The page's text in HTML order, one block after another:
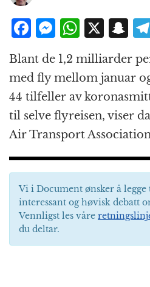
F
c
e
b
o
o
k
M
e
ss
e
n
g
e
r
W
h
at
s
A
p
p
X S
a
p
c
h
at
Blant de 1,2 milliarder
med fly mellom januar
44 tilfeller av
til selve flyreisen, viser
Air Transport
Vi i Document ønsker å
interessant og høvisk debatt
Vennligst les våre
du deltar.